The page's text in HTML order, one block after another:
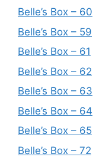
Belle’s Box – 60
Belle’s Box – 59
Belle’s Box – 61
Belle’s Box – 62
Belle’s Box – 63
Belle’s Box – 64
Belle’s Box – 65
Belle’s Box – 72